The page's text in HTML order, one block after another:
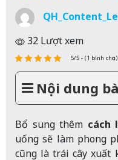
32 Lượt xem
5/5 - (1 bình chọn)
Nội dung
Bổ sung thêm cách
uống sẽ làm phong
cũng là trái cây xuất